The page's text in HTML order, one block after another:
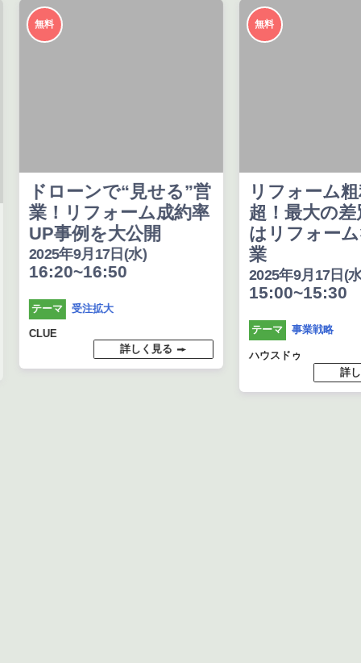
無料
ドローンで“見せる”営
業！リフォーム成約率
UP事例を大公開
2025年9月17日(水)
16:20~16:50
テーマ 受注拡大
CLUE
詳しく見る
無料
リフォーム
超！最大の差
はリフォー
業
2025年9月17日(
15:00~15:30
テーマ 事業戦略
ハウスドゥ
詳